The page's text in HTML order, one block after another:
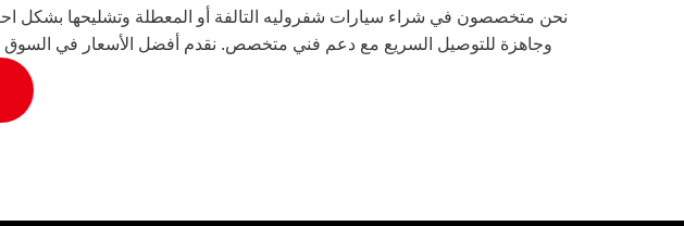
نحن متخصصون في شراء سيارات شفروليه التالفة أو المعطلة وتشليحها بشكل
وجاهزة للتوصيل السريع مع دعم فني متخصص. نقدم أفضل الأسعار في السوق